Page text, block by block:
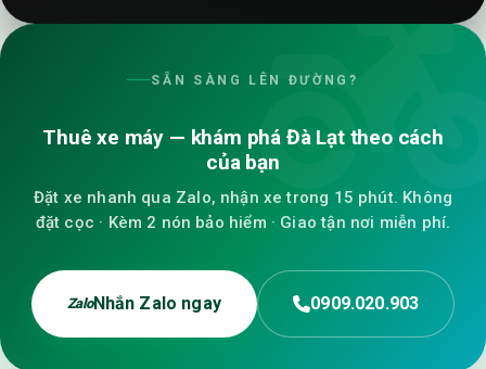
SẴN SÀNG LÊN ĐƯỜNG?
Thuê xe máy — khám phá Đà Lạt theo cách
của bạn
Đặt xe nhanh qua Zalo, nhận xe trong 15 phút. Không
đặt cọc · Kèm 2 nón bảo hiểm · Giao tận nơi miễn phí.
ZaloNhắn Zalo ngay 0909.020.903